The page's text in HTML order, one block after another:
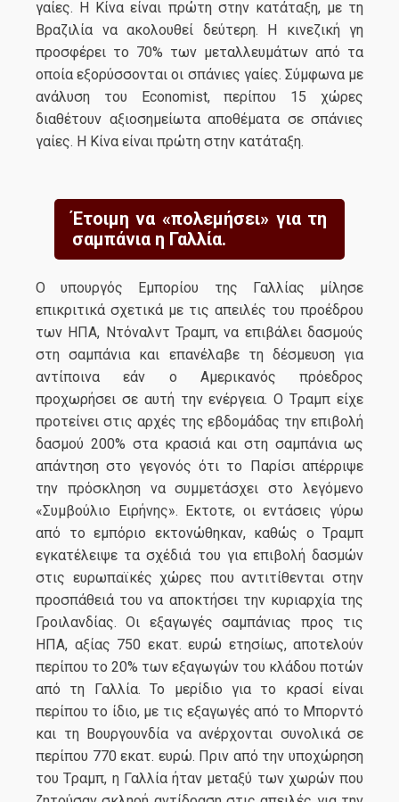
γαίες. Η Κίνα είναι πρώτη στην κατάταξη, με τη
Βραζιλία να ακολουθεί δεύτερη. Η κινεζική γη
προσφέρει το 70% των μεταλλευμάτων από τα
οποία εξορύσσονται οι σπάνιες γαίες. Σύμφωνα με
ανάλυση του Economist, περίπου 15 χώρες
διαθέτουν αξιοσημείωτα αποθέματα σε σπάνιες
γαίες. Η Κίνα είναι πρώτη στην κατάταξη.
Έτοιμη να «πολεμήσει» για τη
σαμπάνια η Γαλλία.
Ο υπουργός Εμπορίου της Γαλλίας μίλησε
επικριτικά σχετικά με τις απειλές του προέδρου
των ΗΠΑ, Ντόναλντ Τραμπ, να επιβάλει δασμούς
στη σαμπάνια και επανέλαβε τη δέσμευση για
αντίποινα εάν ο Αμερικανός πρόεδρος
προχωρήσει σε αυτή την ενέργεια. Ο Tραμπ είχε
προτείνει στις αρχές της εβδομάδας την επιβολή
δασμού 200% στα κρασιά και στη σαμπάνια ως
απάντηση στο γεγονός ότι το Παρίσι απέρριψε
την πρόσκληση να συμμετάσχει στο λεγόμενο
«Συμβούλιο Ειρήνης». Εκτοτε, οι εντάσεις γύρω
από το εμπόριο εκτονώθηκαν, καθώς o Tραμπ
εγκατέλειψε τα σχέδιά του για επιβολή δασμών
στις ευρωπαϊκές χώρες που αντιτίθενται στην
προσπάθειά του να αποκτήσει την κυριαρχία της
Γροιλανδίας. Oι εξαγωγές σαμπάνιας προς τις
ΗΠΑ, αξίας 750 εκατ. ευρώ ετησίως, αποτελούν
περίπου το 20% των εξαγωγών του κλάδου ποτών
από τη Γαλλία. Το μερίδιο για το κρασί είναι
περίπου το ίδιο, με τις εξαγωγές από το Μπορντό
και τη Βουργουνδία να ανέρχονται συνολικά σε
περίπου 770 εκατ. ευρώ. Πριν από την υποχώρηση
του Tραμπ, η Γαλλία ήταν μεταξύ των χωρών που